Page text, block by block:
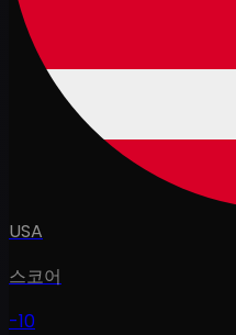
USA
스코어
-10